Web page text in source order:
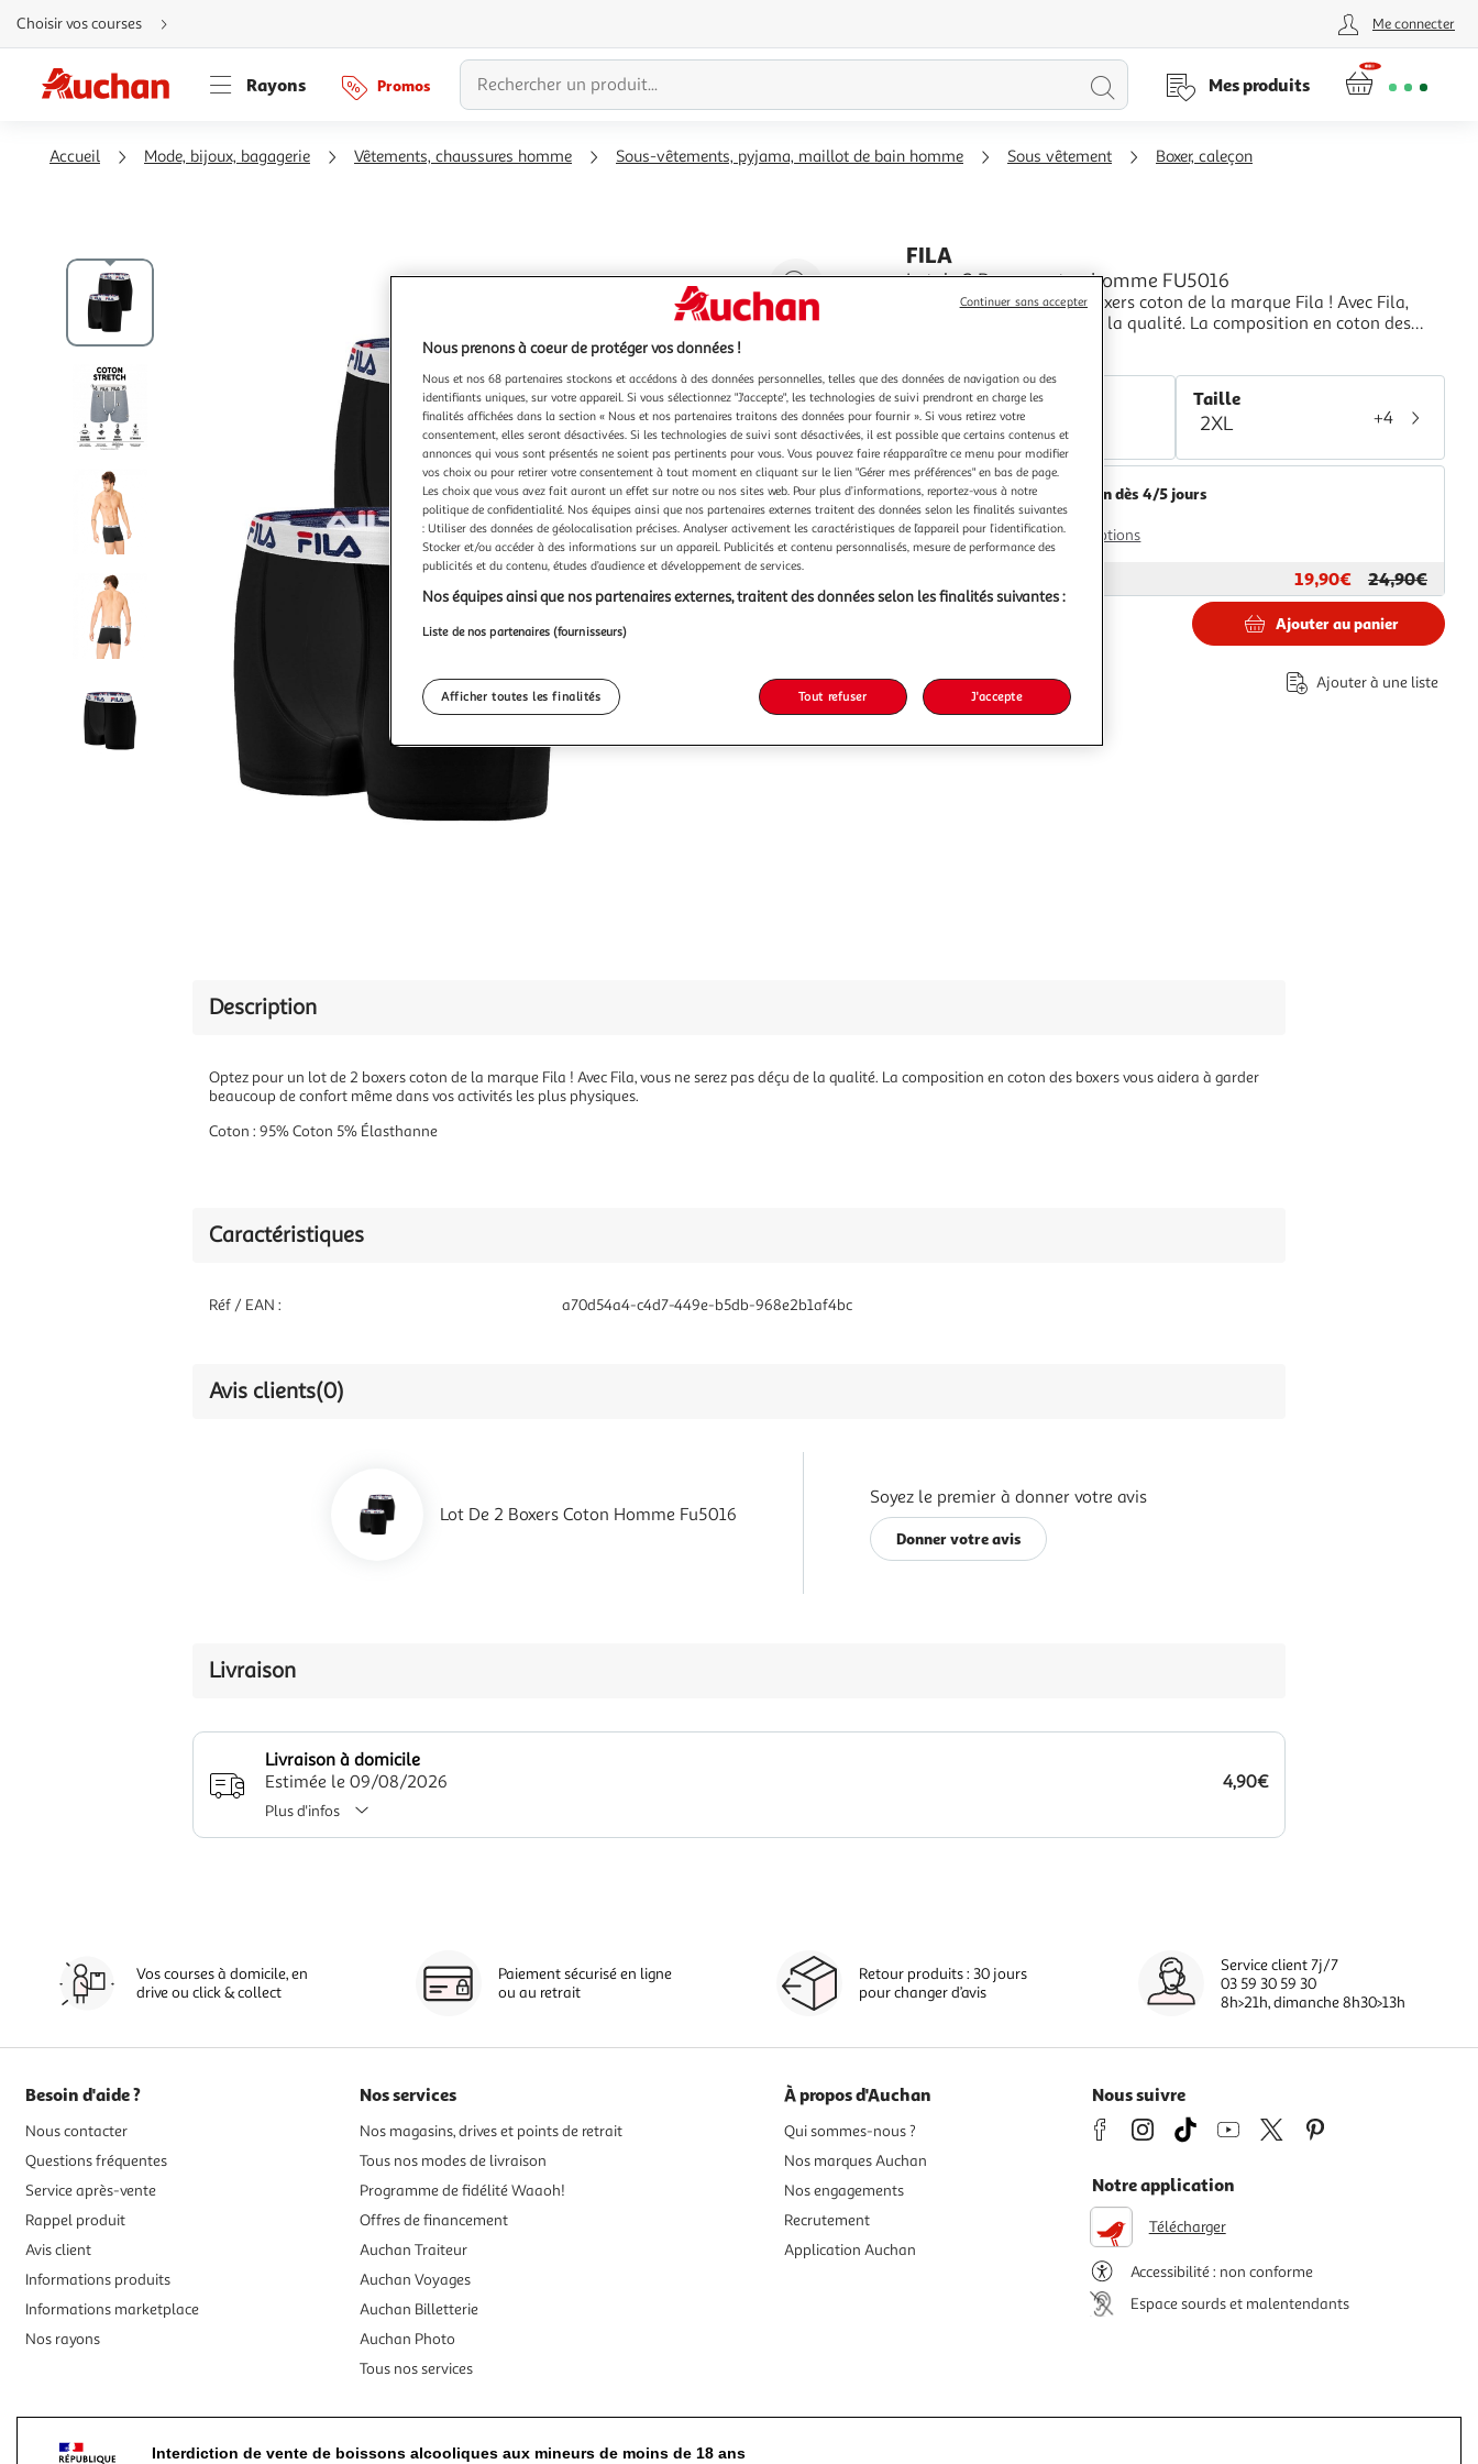
Aller
directement
au
Aller
directement
à
Aller
directement
Choisir vos courses Me connecter
Rayons Promos
Lancer
la
Mes produits
Accueil Mode, bijoux, bagagerie Vêtements, chaussures homme Sous-vêtements, pyjama, maillot de bain homme Sous vêtement Boxer, caleçon
Agrandir
l'illustration
200%
l'illustration
à
100
%
Partager
le
produit
FILA
Lot de 2 Boxers coton homme FU5016
Optez pour un lot de 2 boxers coton de la marque Fila ! Avec Fila,
vous ne serez pas déçu de la qualité. La composition en coton des
Couleur
Noir
Taille
2XL +4
Livraison dès 4/5 jours
4,90€
Plus d'options
19,90€
24,90€
19,90€
Ajouter au panier
Ajouter à une liste
Description
Optez pour un lot de 2 boxers coton de la marque Fila ! Avec Fila, vous ne serez pas déçu de la qualité. La composition en coton des boxers vous aidera à garder
beaucoup de confort même dans vos activités les plus physiques.
Coton : 95% Coton 5% Élasthanne
Caractéristiques
Réf / EAN : a70d54a4-c4d7-449e-b5db-968e2b1af4bc
Avis clients(0)
Lot De 2 Boxers Coton Homme Fu5016
Soyez le premier à donner votre avis
Donner votre avis
Livraison
Livraison à domicile
Estimée le 09/08/2026
4,90€
Plus d'infos
Vos courses à domicile, en
drive ou click & collect
Paiement sécurisé en ligne
ou au retrait
Retour produits : 30 jours
pour changer d’avis
Service client 7j/7
03 59 30 59 30
8h>21h, dimanche 8h30>13h
Besoin d'aide ?
Nous contacter
Questions fréquentes
Service après-vente
Rappel produit
Avis client
Informations produits
Informations marketplace
Nos rayons
Nos services
Nos magasins, drives et points de retrait
Tous nos modes de livraison
Programme de fidélité Waaoh!
Offres de financement
Auchan Traiteur
Auchan Voyages
Auchan Billetterie
Auchan Photo
Tous nos services
À propos d'Auchan
Qui sommes-nous ?
Nos marques Auchan
Nos engagements
Recrutement
Application Auchan
Nous suivre
Notre application
Télécharger
Accessibilité : non conforme
Espace sourds et malentendants
Interdiction de vente de boissons alcooliques aux mineurs de moins de 18 ans
Nous prenons à coeur de protéger vos données !
Nous et nos 68 partenaires stockons et accédons à des données personnelles, telles que des données de navigation ou des
identifiants uniques, sur votre appareil. Si vous sélectionnez "J'accepte", les technologies de suivi prendront en charge les
finalités affichées dans la section « Nous et nos partenaires traitons des données pour fournir ». Si vous retirez votre
consentement, elles seront désactivées. Si les technologies de suivi sont désactivées, il est possible que certains contenus et
annonces qui vous sont présentés ne soient pas pertinents pour vous. Vous pouvez faire réapparaître ce menu pour modifier
vos choix ou pour retirer votre consentement à tout moment en cliquant sur le lien "Gérer mes préférences" en bas de page.
Les choix que vous avez fait auront un effet sur notre ou nos sites web. Pour plus d’informations, reportez-vous à notre
politique de confidentialité. Nos équipes ainsi que nos partenaires externes traitent des données selon les finalités suivantes
: Utiliser des données de géolocalisation précises. Analyser activement les caractéristiques de l’appareil pour l’identification.
Stocker et/ou accéder à des informations sur un appareil. Publicités et contenu personnalisés, mesure de performance des
publicités et du contenu, études d’audience et développement de services.
Nos équipes ainsi que nos partenaires externes, traitent des données selon les finalités suivantes :
Liste de nos partenaires (fournisseurs)
Afficher toutes les finalités Tout refuser J'accepte
Continuer sans accepter